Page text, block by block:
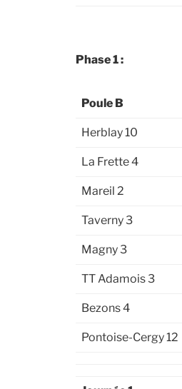
Phase 1 :
Poule B
Herblay 10
La Frette 4
Mareil 2
Taverny 3
Magny 3
TT Adamois 3
Bezons 4
Pontoise-Cergy 12